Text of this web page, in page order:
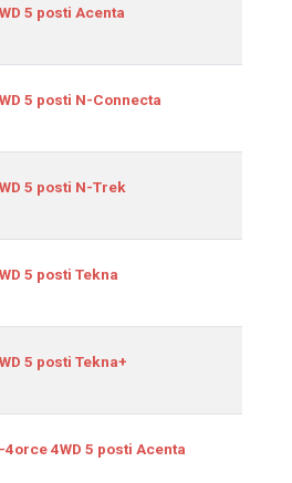
5 posti Acenta
5 posti N-Connecta
5 posti N-Trek
5 posti Tekna
5 posti Tekna+
4WD 5 posti Acenta